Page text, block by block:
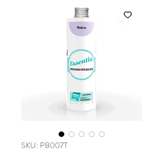
SKU: PB007T